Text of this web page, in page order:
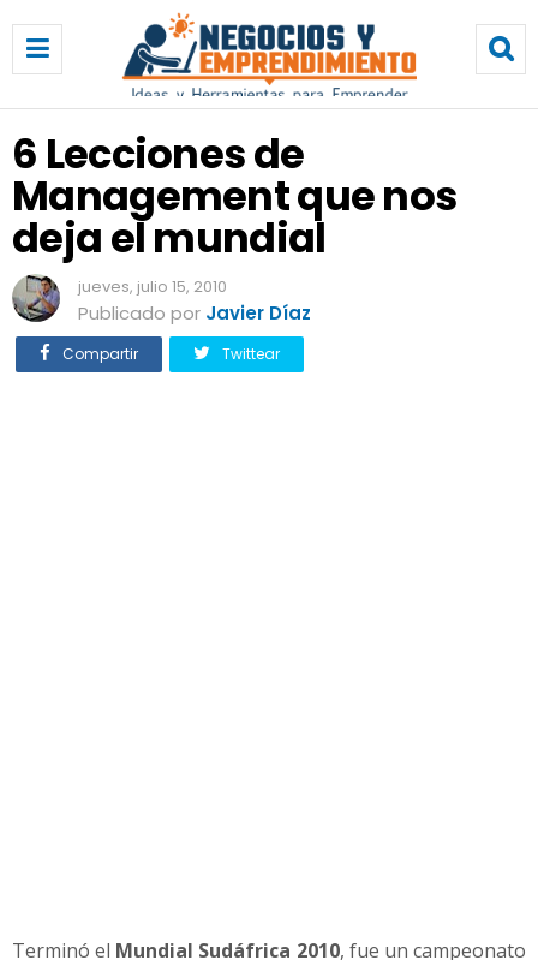
e
c
i
o
n
e
d
e
M
a
u
6 Lecciones de
Management que nos
deja el mundial
jueves, julio 15, 2010
Publicado por Javier Díaz
Compartir Twittear
Terminó el Mundial Sudáfrica 2010, fue un campeonato